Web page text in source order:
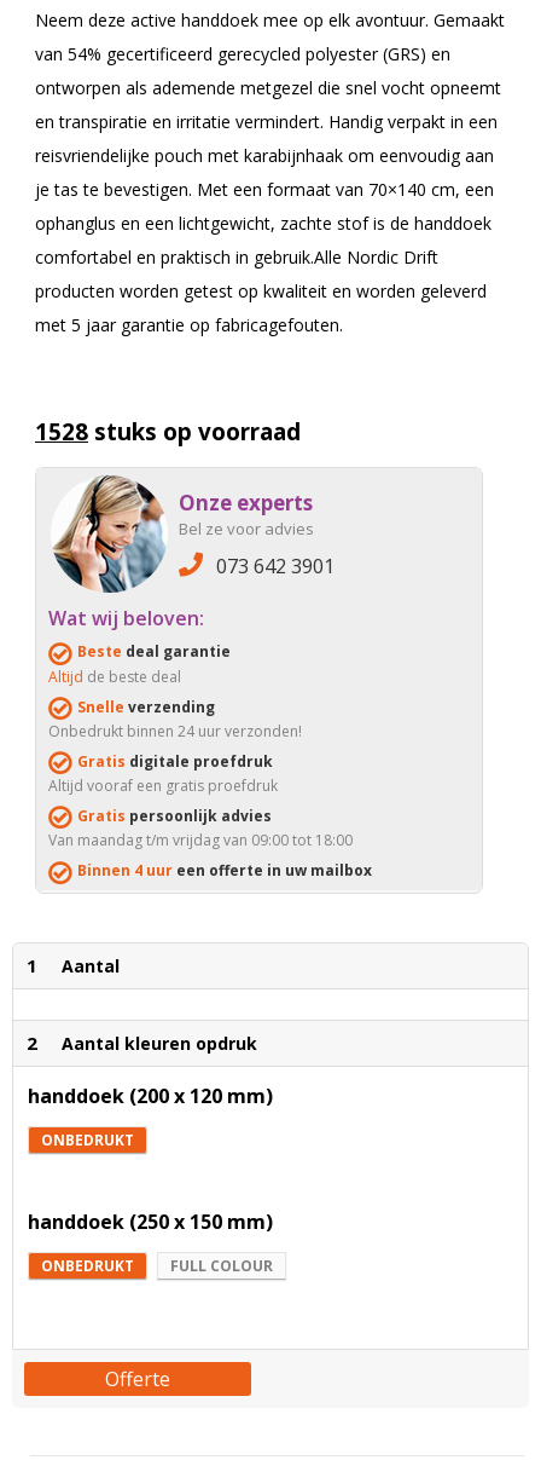
Neem deze active handdoek mee op elk avontuur. Gemaakt
van 54% gecertificeerd gerecycled polyester (GRS) en
ontworpen als ademende metgezel die snel vocht opneemt
en transpiratie en irritatie vermindert. Handig verpakt in een
reisvriendelijke pouch met karabijnhaak om eenvoudig aan
je tas te bevestigen. Met een formaat van 70×140 cm, een
ophanglus en een lichtgewicht, zachte stof is de handdoek
comfortabel en praktisch in gebruik.Alle Nordic Drift
producten worden getest op kwaliteit en worden geleverd
met 5 jaar garantie op fabricagefouten.
1528 stuks op voorraad
Onze experts
Bel ze voor advies
073 642 3901
Wat wij beloven:
Beste deal garantie
Altijd de beste deal
Snelle verzending
Onbedrukt binnen 24 uur verzonden!
Gratis digitale proefdruk
Altijd vooraf een gratis proefdruk
Gratis persoonlijk advies
Van maandag t/m vrijdag van 09:00 tot 18:00
Binnen 4 uur een offerte in uw mailbox
1 Aantal
2 Aantal kleuren opdruk
handdoek (200 x 120 mm)
ONBEDRUKT
handdoek (250 x 150 mm)
ONBEDRUKT FULL COLOUR
Offerte